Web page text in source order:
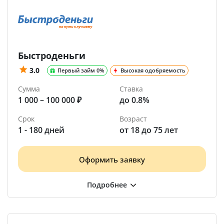
Быстроденьги
3.0 Первый займ 0% Высокая одобряемость
Сумма
1 000 – 100 000 ₽
Ставка
до 0.8%
Срок
1 - 180 дней
Возраст
от 18 до 75 лет
Оформить заявку